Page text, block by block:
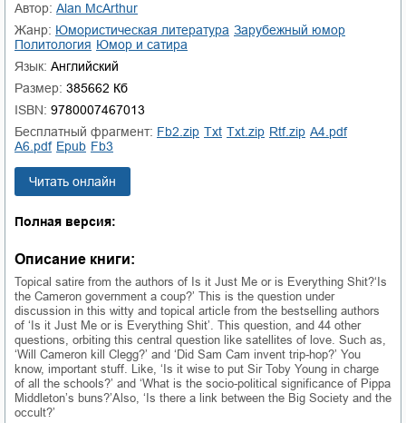
Автор:
Alan McArthur
Жанр:
юмористическая литература
зарубежный юмор
политология
юмор и сатира
Язык: Английский
Размер: 385662 Кб
ISBN: 9780007467013
Бесплатный фрагмент:
fb2.zip txt txt.zip rtf.zip
a4.pdf
a6.pdf
epub fb3
Читать онлайн
Полная версия:
Описание книги:
Topical satire from the authors of Is it Just Me or is Everything Shit?‘Is
the Cameron government a coup?’ This is the question under
discussion in this witty and topical article from the bestselling authors
of ‘Is it Just Me or is Everything Shit’. This question, and 44 other
questions, orbiting this central question like satellites of love. Such as,
‘Will Cameron kill Clegg?’ and ‘Did Sam Cam invent trip-hop?’ You
know, important stuff. Like, ‘Is it wise to put Sir Toby Young in charge
of all the schools?’ and ‘What is the socio-political significance of Pippa
Middleton’s buns?’Also, ‘Is there a link between the Big Society and the
occult?’